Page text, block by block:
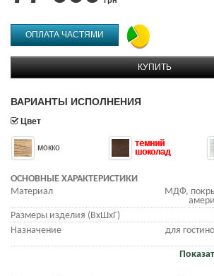
ОПЛАТА ЧАСТЯМИ
КУПИТЬ
ВАРИАНТЫ ИСПОЛНЕНИЯ
Цвет
мокко
темний
шоколад
ОСНОВНЫЕ ХАРАКТЕРИСТИКИ
Материал
МДФ,
Размеры изделия (ВхШхГ)
Назначение
для